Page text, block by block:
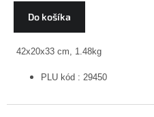
Do košíka
42x20x33 cm, 1.48kg
PLU kód : 29450